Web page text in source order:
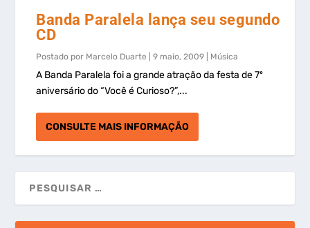
Banda Paralela lança seu segundo
CD
Postado por Marcelo Duarte |9 maio, 2009 Música
A Banda Paralela foi a grande atração da festa de 7º
aniversário do “Você é Curioso?”,...
CONSULTE MAIS INFORMAÇÃO